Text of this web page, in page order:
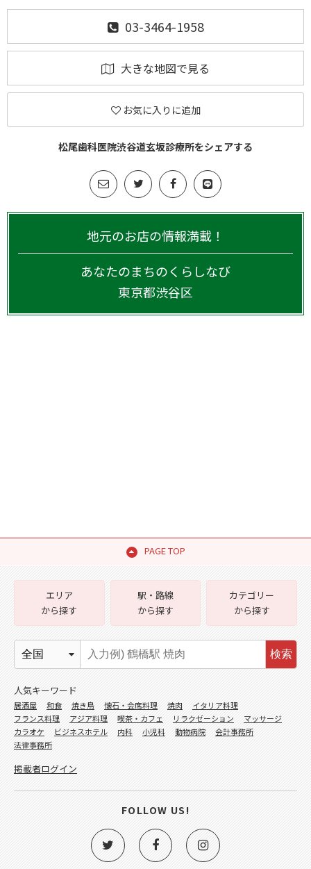
03-3464-1958
大きな地図で見る
お気に入りに追加
松尾歯科医院渋谷道玄坂診療所をシェアする
地元のお店の情報満載！
あなたのまちのくらしなび
東京都渋谷区
PAGE TOP
エリア
から探す
駅・路線
から探す
カテゴリー
から探す
検索
人気キーワード
居酒屋 和食 焼き鳥 懐石・会席料理 焼肉
イタリア料理
フランス料理
アジア料理 喫茶・カフェ リラクゼーション
マッサージ
カラオケ
ビジネスホテル 内科 小児科 動物病院
会計事務所
法律事務所
掲載者ログイン
FOLLOW US!